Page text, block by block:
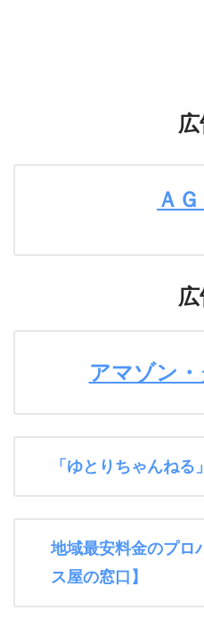
Ａ
アマゾン
「ゆとりちゃんねる
地域最安料金のプロ
ス屋の窓口】